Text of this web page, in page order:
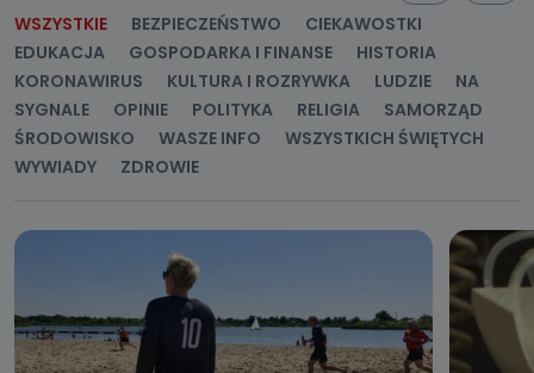
WSZYSTKIE BEZPIECZEŃSTWO
CIEKAWOSTKI
EDUKACJA
GOSPODARKA I FINANSE
HISTORIA
KORONAWIRUS
KULTURA I ROZRYWKA LUDZIE
NA
SYGNALE
OPINIE POLITYKA RELIGIA
SAMORZĄD
ŚRODOWISKO
WASZE INFO
WSZYSTKICH ŚWIĘTYCH
WYWIADY
ZDROWIE